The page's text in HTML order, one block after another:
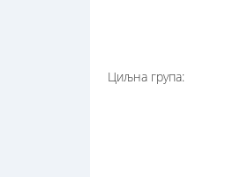
Циљна група: